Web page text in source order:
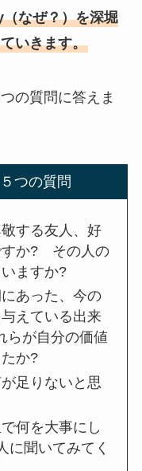
なぜ？）を深堀
いきます。
の質問に答えま
つの質問
する友人、好
すか? その人の
ますか?
あった、今の
えている出来
らが自分の価値
か?
足りないと思
何を大事にし
に聞いてみてく